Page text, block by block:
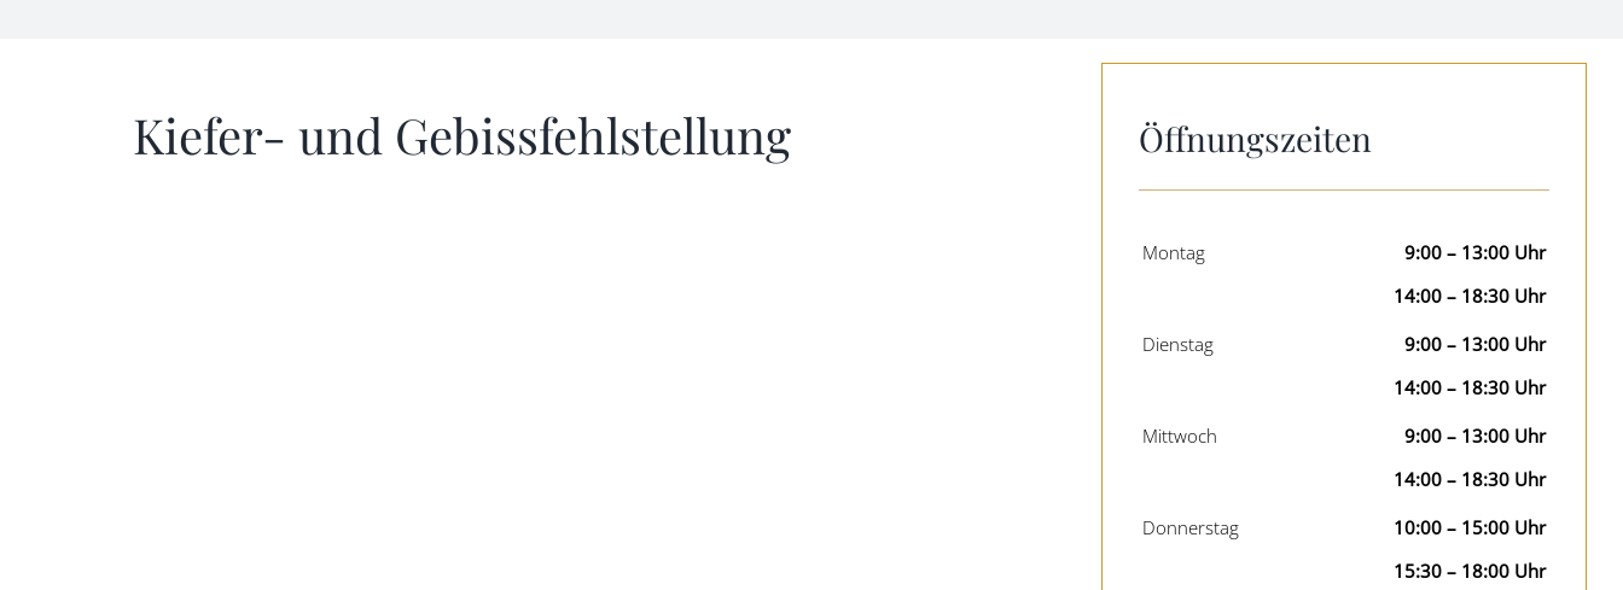
Kiefer- und Gebissfehlstellung Öffnungszeiten
Montag
9:00 – 13:00 Uhr
14:00 – 18:30 Uhr
Dienstag
9:00 – 13:00 Uhr
14:00 – 18:30 Uhr
Mittwoch
9:00 – 13:00 Uhr
14:00 – 18:30 Uhr
Donnerstag
10:00 – 15:00 Uhr
15:30 – 18:00 Uhr